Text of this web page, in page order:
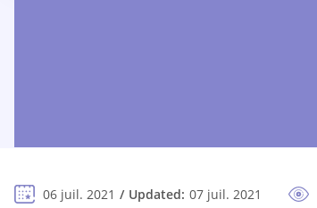
06 juil. 2021 Updated: 07 juil. 2021